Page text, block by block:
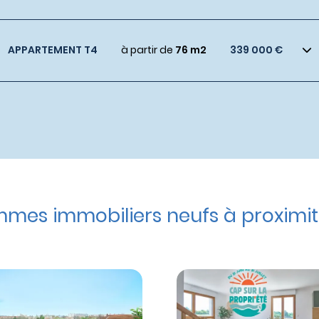
APPARTEMENT T4 à partir de 76 m2 339 000 €
immobiliers neufs à